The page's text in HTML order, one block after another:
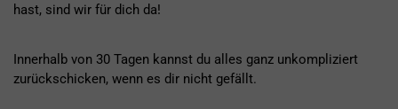
hast, sind wir für dich da!
Innerhalb von 30 Tagen kannst du alles ganz unkompliziert
zurückschicken, wenn es dir nicht gefällt.